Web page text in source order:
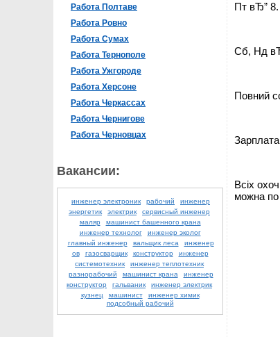
Работа Полтаве
Работа Ровно
Работа Сумах
Работа Тернополе
Работа Ужгороде
Работа Херсоне
Работа Черкассах
Работа Чернигове
Работа Черновцах
Вакансии:
инженер электроник рабочий
инженер
энергетик
электрик
сервисный инженер
маляр
машинист башенного крана
инженер технолог
инженер эколог
главный инженер
вальщик леса
инженер
ов
газосварщик конструктор
инженер
системотехник
инженер теплотехник
разнорабочий
машинист крана
инженер
конструктор
гальваник
инженер электрик
кузнец
машинист
инженер химик
подсобный рабочий
Пт вЂ”
Сб, Нд
Повний
Зарплата
Всіх
можна по